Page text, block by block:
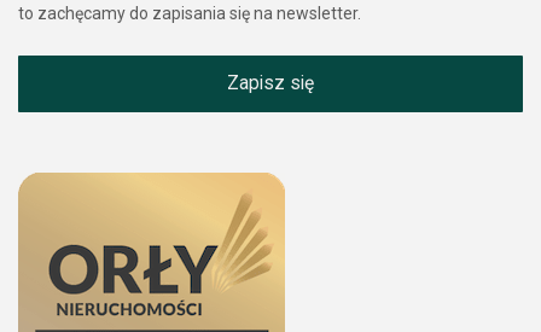
to zachęcamy do zapisania się na newsletter.
Zapisz się